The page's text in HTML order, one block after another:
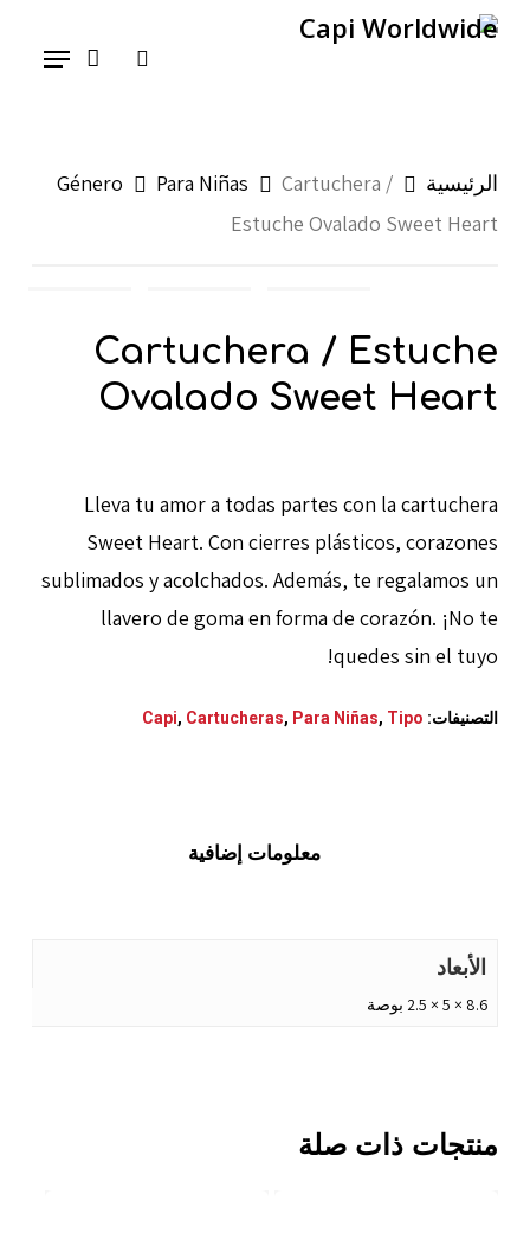
Skip
search
Menu
الرئيسية Género Para Niñas
Cartuchera /
Estuche Ovalado Sweet Heart
Cartuchera / Estuche
Ovalado Sweet Heart
Lleva tu amor a todas partes con la cartuchera
Sweet Heart. Con cierres plásticos, corazones
sublimados y acolchados. Además, te regalamos un
llavero de goma en forma de corazón. ¡No te
quedes sin el tuyo!
التصنيفات: Capi, Cartucheras, Para Niñas, Tipo
معلومات إضافية
الأبعاد
8.6 × 5 × 2.5 بوصة
منتجات ذات صلة